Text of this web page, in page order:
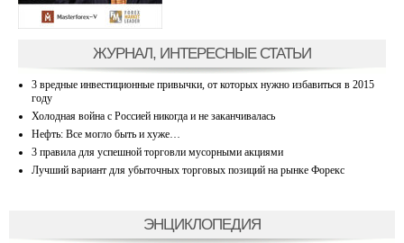
ЖУРНАЛ, ИНТЕРЕСНЫЕ СТАТЬИ
3 вредные инвестиционные привычки, от которых нужно избавиться в 2015
году
Холодная война с Россией никогда и не заканчивалась
Нефть: Все могло быть и хуже…
3 правила для успешной торговли мусорными акциями
Лучший вариант для убыточных торговых позиций на рынке Форекс
ЭНЦИКЛОПЕДИЯ